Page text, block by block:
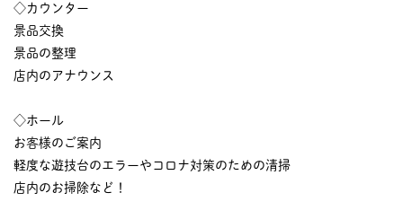
◇カウンター
景品交換
景品の整理
店内のアナウンス
◇ホール
お客様のご案内
軽度な遊技台のエラーやコロナ対策のための清掃
店内のお掃除など！